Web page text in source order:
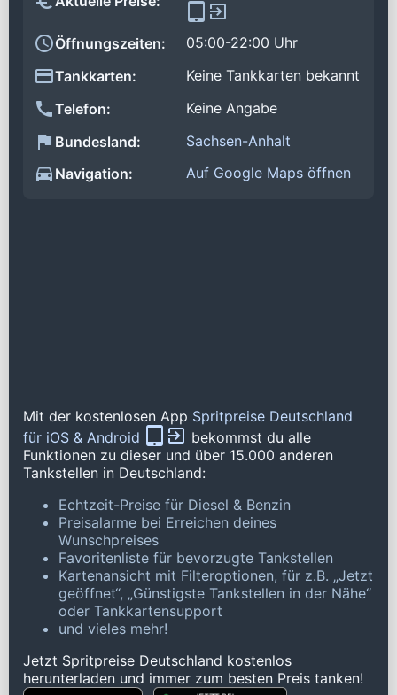
Öffnungszeiten:
05:00-22:00 Uhr
Tankkarten:
Keine Tankkarten bekannt
Telefon:
Keine Angabe
Bundesland:
Sachsen-Anhalt
Navigation:
Auf Google Maps öffnen
Mit der kostenlosen App Spritpreise Deutschland
für iOS & Android
bekommst du alle
Funktionen zu dieser und über 15.000 anderen
Tankstellen in Deutschland:
Echtzeit-Preise für Diesel & Benzin
Preisalarme bei Erreichen deines
Wunschpreises
Favoritenliste für bevorzugte Tankstellen
Kartenansicht mit Filteroptionen, für z.B. „Jetzt
geöffnet“, „Günstigste Tankstellen in der Nähe“
oder Tankkartensupport
und vieles mehr!
Jetzt Spritpreise Deutschland kostenlos
herunterladen und immer zum besten Preis tanken!